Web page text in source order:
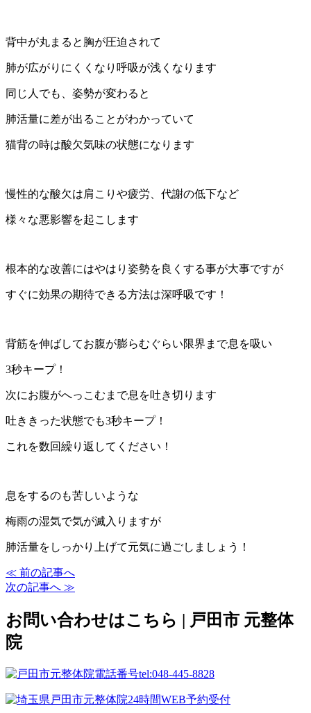
背中が丸まると胸が圧迫されて
肺が広がりにくくなり呼吸が浅くなります
同じ人でも、姿勢が変わると
肺活量に差が出ることがわかっていて
猫背の時は酸欠気味の状態になります
慢性的な酸欠は肩こりや疲労、代謝の低下など
様々な悪影響を起こします
根本的な改善にはやはり姿勢を良くする事が大事ですが
すぐに効果の期待できる方法は深呼吸です！
背筋を伸ばしてお腹が膨らむぐらい限界まで息を吸い
3秒キープ！
次にお腹がへっこむまで息を吐き切ります
吐ききった状態でも3秒キープ！
これを数回繰り返してください！
息をするのも苦しいような
梅雨の湿気で気が滅入りますが
肺活量をしっかり上げて元気に過ごしましょう！
≪ 前の記事へ
次の記事へ ≫
お問い合わせはこちら | 戸田市 元整体
院